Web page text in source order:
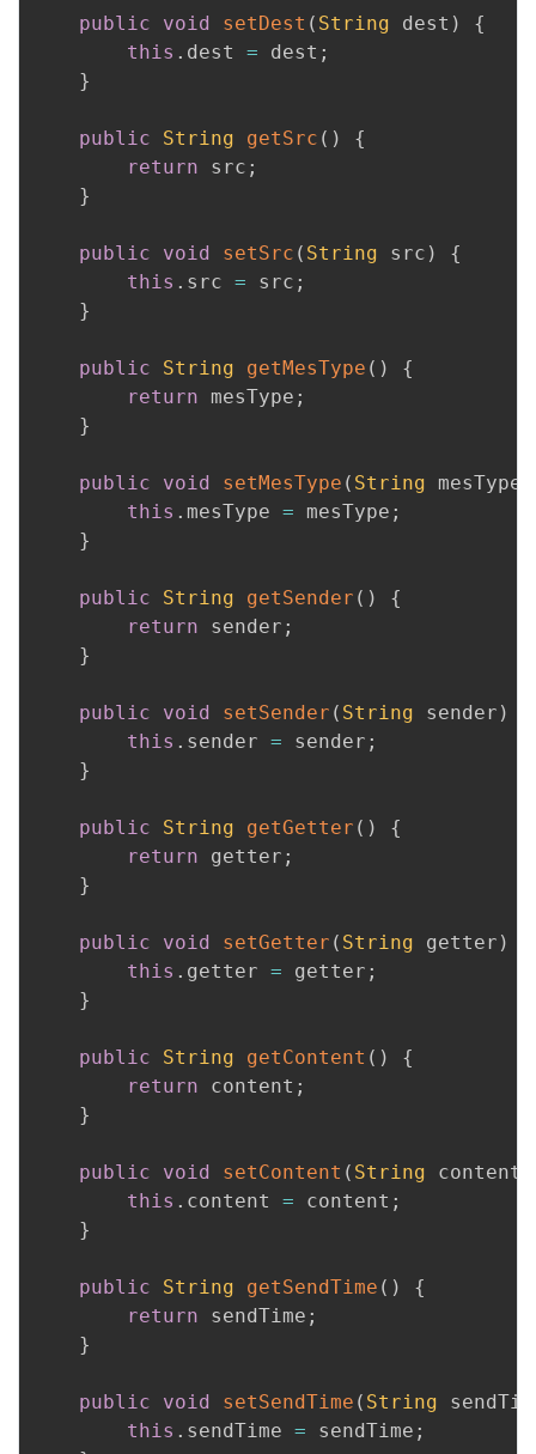
public void setDest ( String dest )
{
this . dest = dest ;
}
public String getSrc ( )
{
return src ;
}
public void setSrc ( String src )
{
this . src = src ;
}
public String getMesType ( )
{
return mesType ;
}
public void setMesType ( String mesType
this . mesType = mesType ;
}
public String getSender ( )
{
return sender ;
}
public void setSender ( String sender )
this . sender = sender ;
}
public String getGetter ( )
{
return getter ;
}
public void setGetter ( String getter )
this . getter = getter ;
}
public String getContent ( )
{
return content ;
}
public void setContent ( String content
this . content = content ;
}
public String getSendTime ( )
{
return sendTime ;
}
public void setSendTime ( String
this . sendTime = sendTime ;